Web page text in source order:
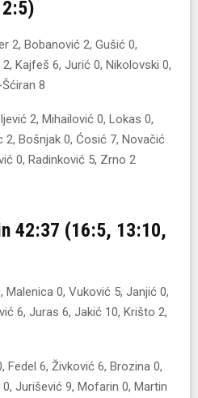
2, Bobanović 2, Gušić 0,
Kajfeš 6, Jurić 0, Nikolovski 0,
8
2, Mihailović 0, Lokas 0,
2, Bošnjak 0, Ćosić 7, Novačić
0, Radinković 5, Zrno 2
42:37 (16:5, 13:10,
Malenica 0, Vuković 5, Janjić 0,
6, Juras 6, Jakić 10, Krišto 2,
Fedel 6, Živković 6, Brozina 0,
0, Jurišević 9, Mofarin 0, Martin